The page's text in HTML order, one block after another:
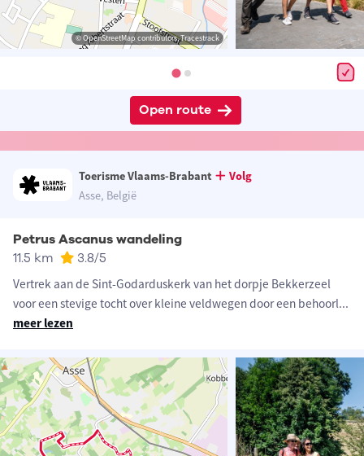
© OpenStreetMap contributors, Tracestrack
Open route
Toerisme Vlaams-Brabant
Volg
Asse, België
Petrus Ascanus wandeling
11.5 km 3.8/5
Vertrek aan de Sint-Godarduskerk van het dorpje Bekkerzeel
voor een stevige tocht over kleine veldwegen door een behoorl...
meer lezen